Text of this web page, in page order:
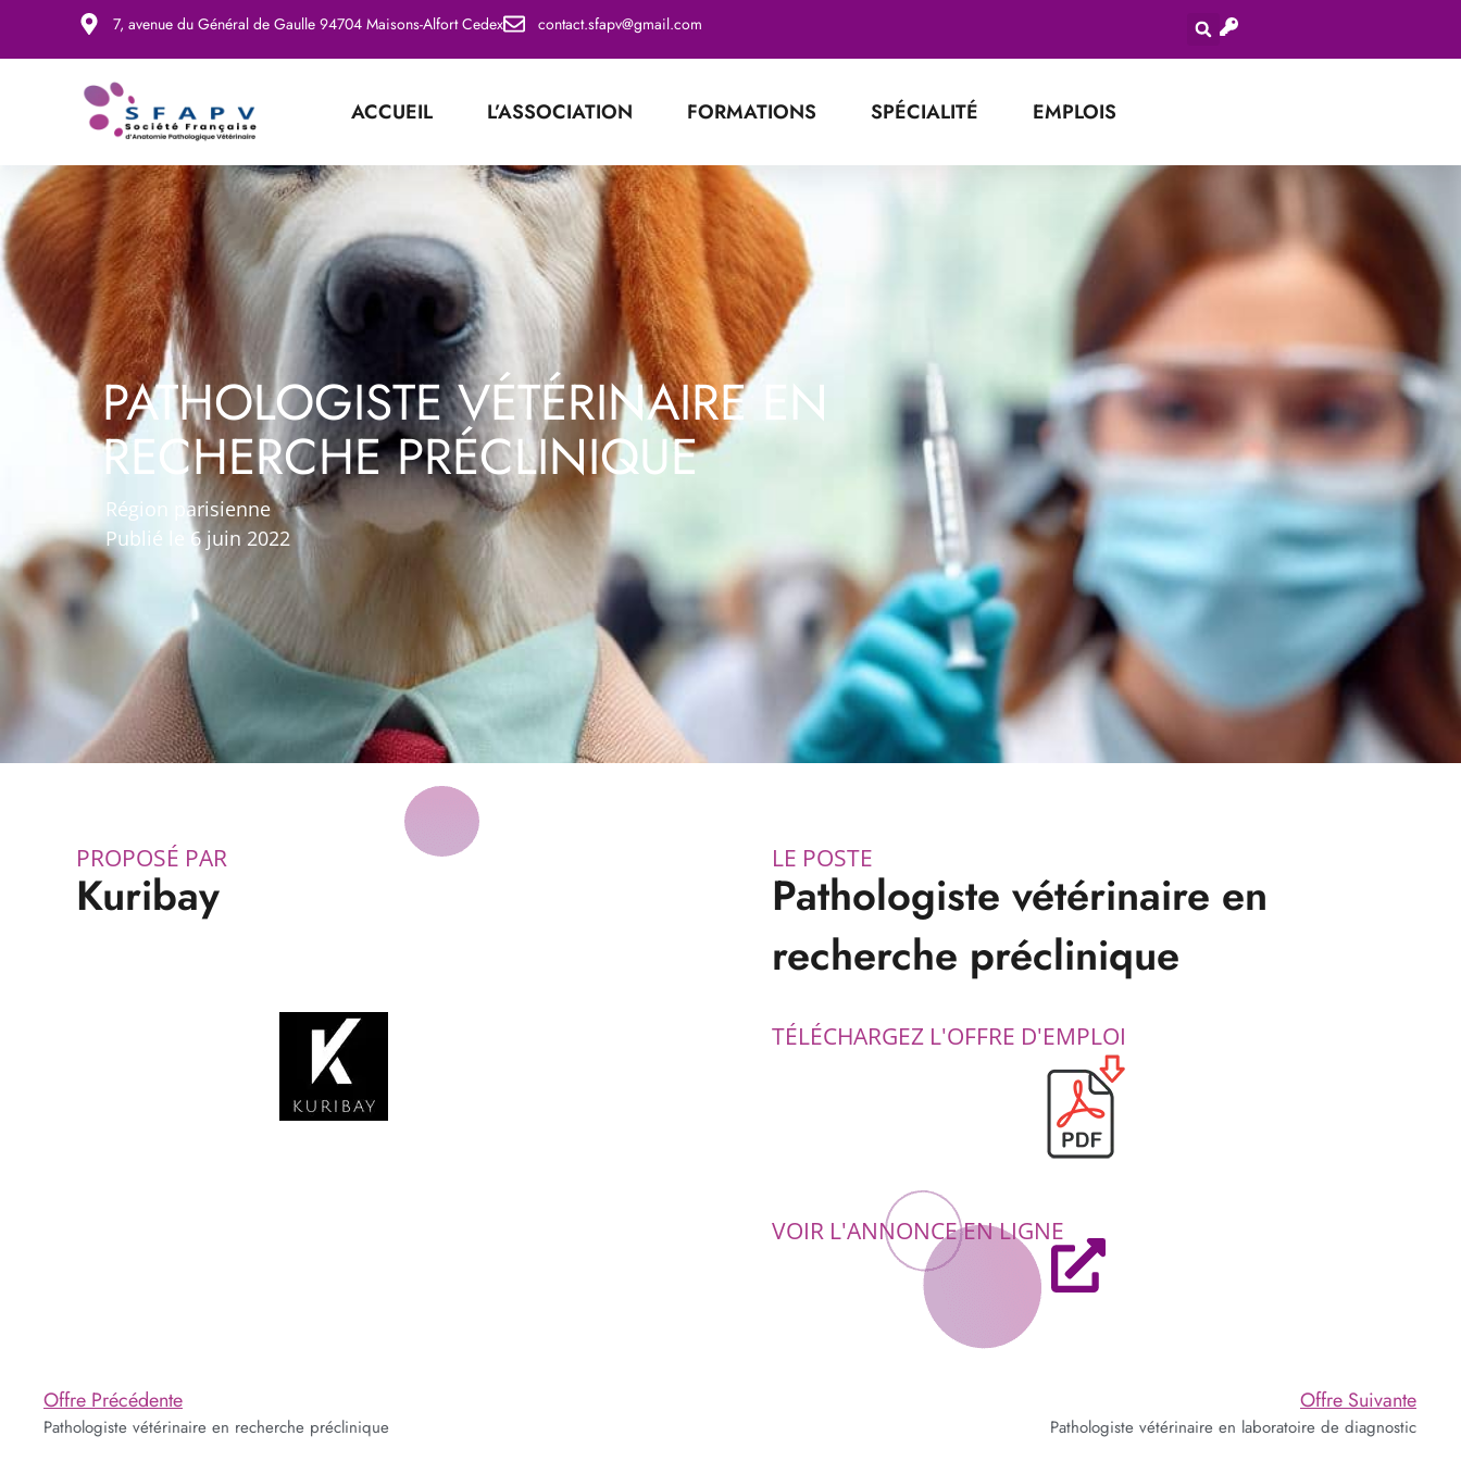
7, avenue du Général de Gaulle 94704 Maisons-Alfort Cedex contact.sfapv@gmail.com
ACCUEIL L’ASSOCIATION FORMATIONS SPÉCIALITÉ EMPLOIS
PATHOLOGISTE VÉTÉRINAIRE EN
RECHERCHE PRÉCLINIQUE
Région parisienne
Publié le 6 juin 2022
PROPOSÉ PAR
Kuribay
LE POSTE
Pathologiste vétérinaire en
recherche préclinique
TÉLÉCHARGEZ L'OFFRE D'EMPLOI
VOIR L'ANNONCE EN LIGNE
Offre Précédente
Pathologiste vétérinaire en recherche préclinique
Offre Suivante
Pathologiste vétérinaire en laboratoire de diagnostic